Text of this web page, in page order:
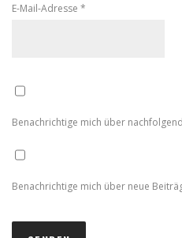
E-Mail-Adresse *
Benachrichtige mich über
Benachrichtige mich über neue